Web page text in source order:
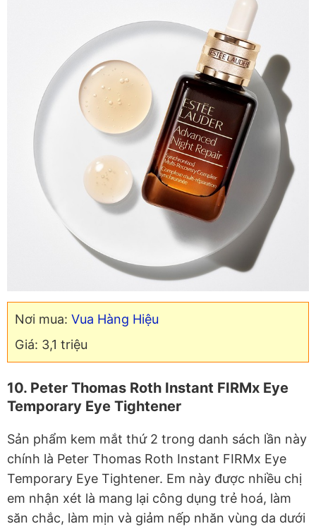
Nơi mua: Vua Hàng Hiệu
Giá: 3,1 triệu
10. Peter Thomas Roth Instant FIRMx Eye
Temporary Eye Tightener
Sản phẩm kem mắt thứ 2 trong danh sách lần này
chính là Peter Thomas Roth Instant FIRMx Eye
Temporary Eye Tightener. Em này được nhiều chị
em nhận xét là mang lại công dụng trẻ hoá, làm
săn chắc, làm mịn và giảm nếp nhăn vùng da dưới